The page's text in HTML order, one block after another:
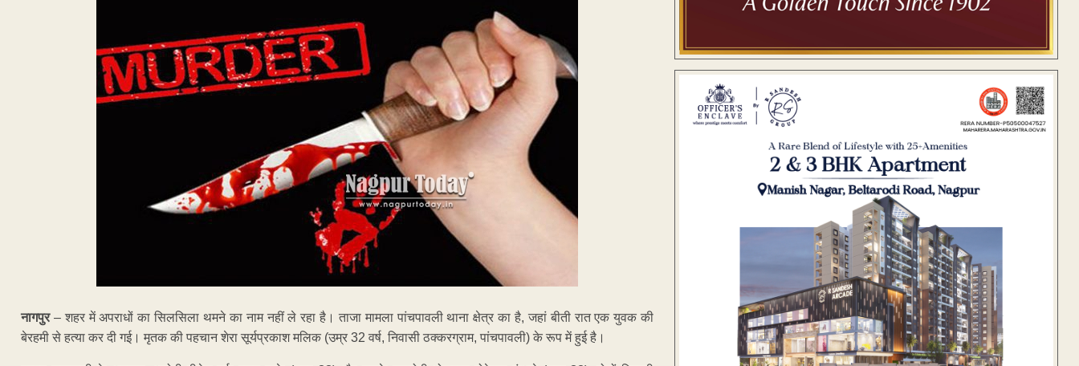
नागपुर – शहर में अपराधों का सिलसिला थमने का नाम नहीं ले रहा है। ताजा मामला पांचपावली थाना क्षेत्र का है, जहां बीती रात एक युवक की
बेरहमी से हत्या कर दी गई। मृतक की पहचान शेरा सूर्यप्रकाश मलिक (उम्र 32 वर्ष, निवासी ठक्करग्राम, पांचपावली) के रूप में हुई है।